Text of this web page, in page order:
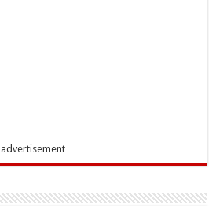
advertisement